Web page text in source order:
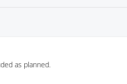
as planned.